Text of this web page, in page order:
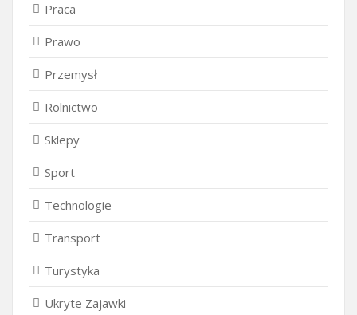
Praca
Prawo
Przemysł
Rolnictwo
Sklepy
Sport
Technologie
Transport
Turystyka
Ukryte Zajawki